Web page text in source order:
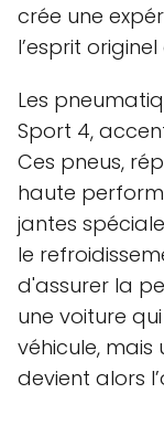
crée une
l’esprit
Les
Sport 4,
Ces pneus,
haute
jantes
le
d'assurer la
une voiture
véhicule,
devient alors